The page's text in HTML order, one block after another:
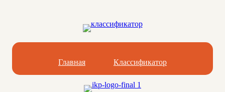
Главная Классификатор